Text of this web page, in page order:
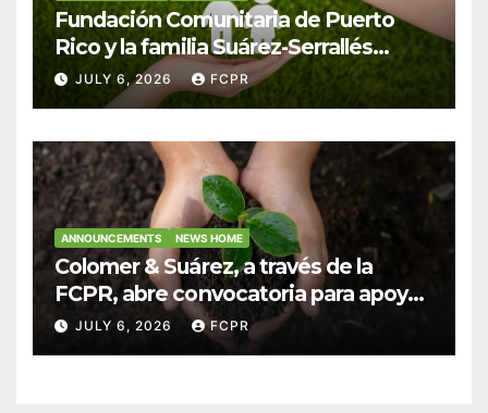
Fundación Comunitaria de Puerto
Rico y la familia Suárez-Serrallés
anuncian convocatoria para
fortalecer hogares y albergues
JULY 6, 2026 FCPR
ANNOUNCEMENTS NEWS HOME
Colomer & Suárez, a través de la
FCPR, abre convocatoria para apoyar
proyectos de seguridad alimentaria
JULY 6, 2026 FCPR